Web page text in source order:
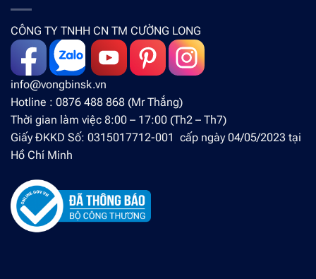
CÔNG TY TNHH CN TM CƯỜNG LONG
info@vongbinsk.vn
Hotline : 0876 488 868 (Mr Thắng)
Thời gian làm việc 8:00 – 17:00 (Th2 – Th7)
Giấy ĐKKD Số: 0315017712-001 cấp ngày 04/05/2023 tại
Hồ Chí Minh